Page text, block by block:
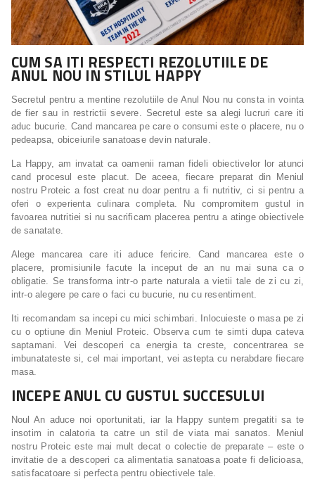
CUM SA ITI RESPECTI REZOLUTIILE DE
ANUL NOU IN STILUL HAPPY
Secretul pentru a mentine rezolutiile de Anul Nou nu consta in vointa
de fier sau in restrictii severe. Secretul este sa alegi lucruri care iti
aduc bucurie. Cand mancarea pe care o consumi este o placere, nu o
pedeapsa, obiceiurile sanatoase devin naturale.
La Happy, am invatat ca oamenii raman fideli obiectivelor lor atunci
cand procesul este placut. De aceea, fiecare preparat din Meniul
nostru Proteic a fost creat nu doar pentru a fi nutritiv, ci si pentru a
oferi o experienta culinara completa. Nu compromitem gustul in
favoarea nutritiei si nu sacrificam placerea pentru a atinge obiectivele
de sanatate.
Alege mancarea care iti aduce fericire. Cand mancarea este o
placere, promisiunile facute la inceput de an nu mai suna ca o
obligatie. Se transforma intr-o parte naturala a vietii tale de zi cu zi,
intr-o alegere pe care o faci cu bucurie, nu cu resentiment.
Iti recomandam sa incepi cu mici schimbari. Inlocuieste o masa pe zi
cu o optiune din Meniul Proteic. Observa cum te simti dupa cateva
saptamani. Vei descoperi ca energia ta creste, concentrarea se
imbunatateste si, cel mai important, vei astepta cu nerabdare fiecare
masa.
INCEPE ANUL CU GUSTUL SUCCESULUI
Noul An aduce noi oportunitati, iar la Happy suntem pregatiti sa te
insotim in calatoria ta catre un stil de viata mai sanatos. Meniul
nostru Proteic este mai mult decat o colectie de preparate – este o
invitatie de a descoperi ca alimentatia sanatoasa poate fi delicioasa,
satisfacatoare si perfecta pentru obiectivele tale.